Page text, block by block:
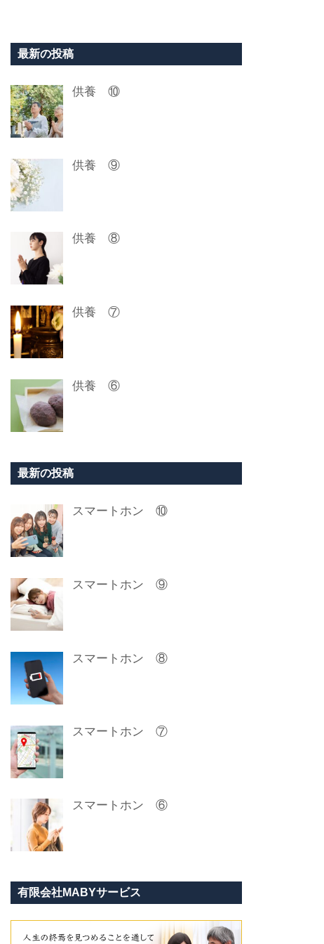
最新の投稿
供養 ⑩
供養 ⑨
供養 ⑧
供養 ⑦
供養 ⑥
最新の投稿
スマートホン ⑩
スマートホン ⑨
スマートホン ⑧
スマートホン ⑦
スマートホン ⑥
有限会社MABYサービス